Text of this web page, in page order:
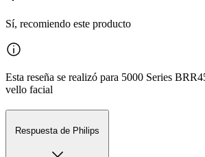
Sí, recomiendo este producto
Esta reseña se realizó para 5000 Series
vello facial
Respuesta de Philips